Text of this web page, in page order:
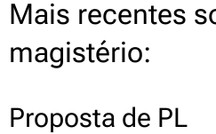
Mais recentes
magistério:
Proposta de PL